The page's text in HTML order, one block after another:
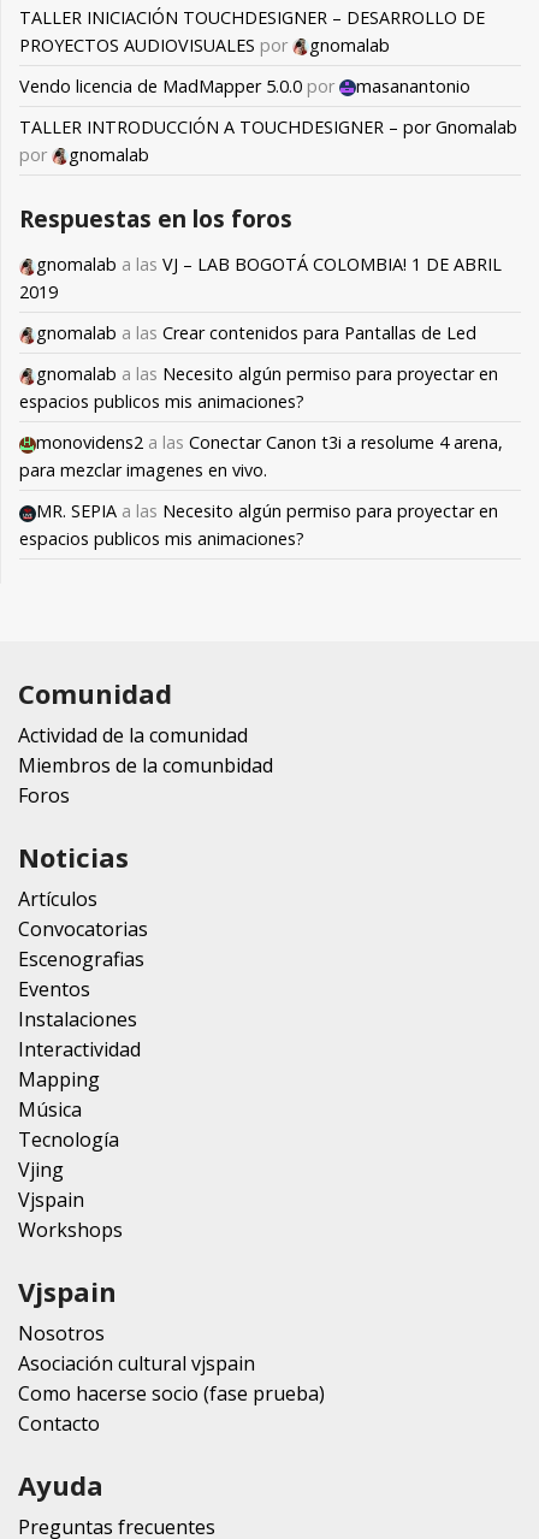
TALLER INICIACIÓN TOUCHDESIGNER – DESARROLLO DE
PROYECTOS AUDIOVISUALES por
gnomalab
Vendo licencia de MadMapper 5.0.0 por
masanantonio
TALLER INTRODUCCIÓN A TOUCHDESIGNER – por Gnomalab
por
gnomalab
Respuestas en los foros
gnomalab a las VJ – LAB BOGOTÁ COLOMBIA! 1 DE ABRIL
2019
gnomalab a las Crear contenidos para Pantallas de Led
gnomalab a las Necesito algún permiso para proyectar en
espacios publicos mis animaciones?
monovidens2 a las Conectar Canon t3i a resolume 4 arena,
para mezclar imagenes en vivo.
MR. SEPIA a las Necesito algún permiso para proyectar en
espacios publicos mis animaciones?
Comunidad
Actividad de la comunidad
Miembros de la comunbidad
Foros
Noticias
Artículos
Convocatorias
Escenografias
Eventos
Instalaciones
Interactividad
Mapping
Música
Tecnología
Vjing
Vjspain
Workshops
Vjspain
Nosotros
Asociación cultural vjspain
Como hacerse socio (fase prueba)
Contacto
Ayuda
Preguntas frecuentes